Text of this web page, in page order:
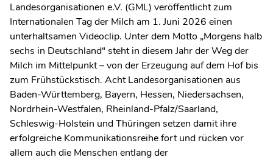
Landesorganisationen e.V. (GML) veröffentlicht zum
Internationalen Tag der Milch am 1. Juni 2026 einen
unterhaltsamen Videoclip. Unter dem Motto „Morgens halb
sechs in Deutschland“ steht in diesem Jahr der Weg der
Milch im Mittelpunkt – von der Erzeugung auf dem Hof bis
zum Frühstückstisch. Acht Landesorganisationen aus
Baden-Württemberg, Bayern, Hessen, Niedersachsen,
Nordrhein-Westfalen, Rheinland-Pfalz/Saarland,
Schleswig-Holstein und Thüringen setzen damit ihre
erfolgreiche Kommunikationsreihe fort und rücken vor
allem auch die Menschen entlang der